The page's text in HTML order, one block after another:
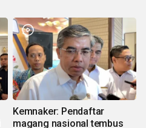
Kemnaker: Pendaftar
magang nasional tembus